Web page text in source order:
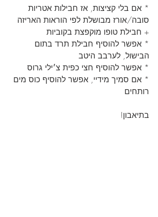
* אם בלי קציצות, אז חבילות אטריות
סובה/אורז מבושלת לפי הוראות האריזה
+ חבילת טופו מוקפצת בקוביות
* אפשר להוסיף חבילת תרד בתום
הבישול, לערבב היטב
* אפשר להוסיף חצי כפית צ׳ילי גרוס
* אם סמיך מידיי, אפשר להוסיף כוס מים
רותחים
בתיאבון!